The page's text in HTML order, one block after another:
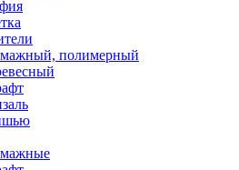
полимерный